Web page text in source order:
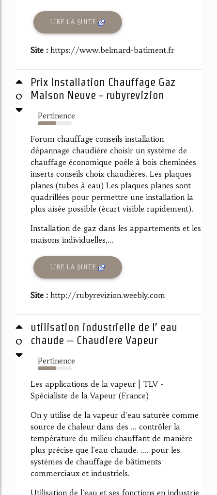
LIRE LA SUITE
Site : https://www.belmard-batiment.fr
0
Prix Installation Chauffage Gaz
Maison Neuve - rubyrevizion
Pertinence
53%
Forum chauffage conseils installation
dépannage chaudière choisir un système de
chauffage économique poêle à bois cheminées
inserts conseils choix chaudières. Les plaques
planes (tubes à eau) Les plaques planes sont
quadrillées pour permettre une installation la
plus aisée possible (écart visible rapidement).
Installation de gaz dans les appartements et les
maisons individuelles,...
LIRE LA SUITE
Site : http://rubyrevizion.weebly.com
0
utilisation industrielle de l’ eau
chaude – Chaudiere Vapeur
Pertinence
53%
Les applications de la vapeur | TLV -
Spécialiste de la Vapeur (France)
On y utilise de la vapeur d'eau saturée comme
source de chaleur dans des ... contrôler la
température du milieu chauffant de manière
plus précise que l'eau chaude. .... pour les
systèmes de chauffage de bâtiments
commerciaux et industriels.
Utilisation de l'eau et ses fonctions en industrie